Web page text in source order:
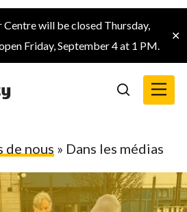
will be closed Thursday,
Friday, September 4 at 1 PM.
✕
search
Menu
de nous » Dans les médias